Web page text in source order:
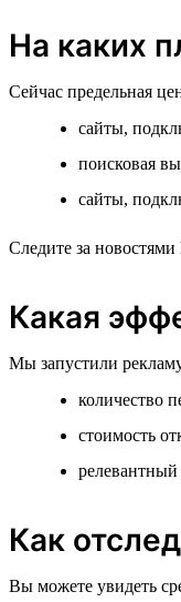
На каких
Сейчас предельная
сайты,
поисковая
сайты,
Следите за
Какая
Мы запустили
количество
стоимость
Как
Вы можете увидеть